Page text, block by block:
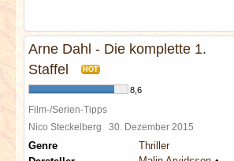
Arne Dahl - Die komplette 1.
Staffel
HOT
8,6
Film-/Serien-Tipps
Nico Steckelberg 30. Dezember 2015
Genre
Thriller